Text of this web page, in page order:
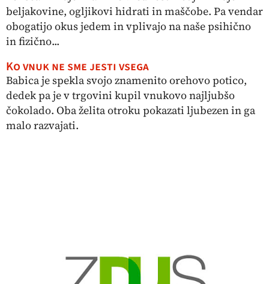
beljakovine, ogljikovi hidrati in maščobe. Pa vendar
obogatijo okus jedem in vplivajo na naše psihično
in fizično...
Ko vnuk ne sme jesti vsega
Babica je spekla svojo znamenito orehovo potico,
dedek pa je v trgovini kupil vnukovo najljubšo
čokolado. Oba želita otroku pokazati ljubezen in ga
malo razvajati.